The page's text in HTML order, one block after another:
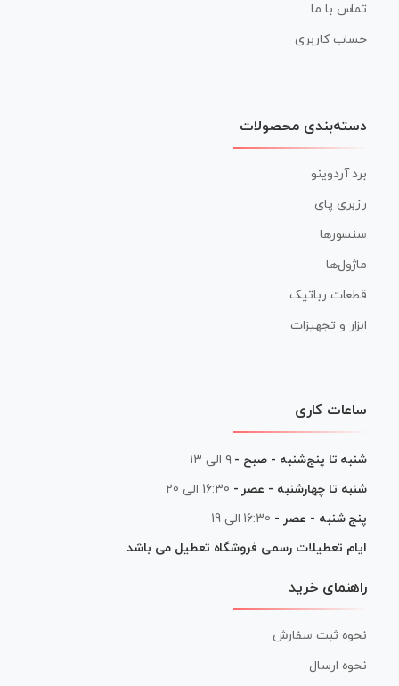
تماس با ما
حساب کاربری
دسته‌بندی محصولات
برد آردوینو
رزبری پای
سنسورها
ماژول‌ها
قطعات رباتیک
ابزار و تجهیزات
ساعات کاری
شنبه تا پنج‌شنبه - صبح - ۹ الی ۱۳
شنبه تا چهارشنبه - عصر - 16:30 الی 20
پنج شنبه - عصر - 16:30 الی 19
ایام تعطیلات رسمی فروشگاه تعطیل می باشد
راهنمای خرید
نحوه ثبت سفارش
نحوه ارسال